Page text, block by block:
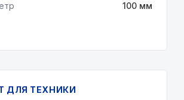
100 мм
ДЛЯ ТЕХНИКИ